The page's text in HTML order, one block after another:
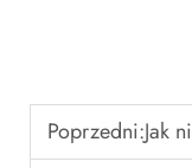
Poprzedni:Jak